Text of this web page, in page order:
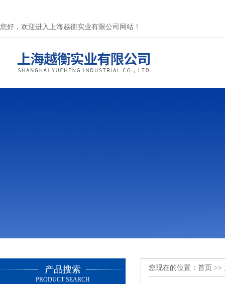
您好，欢迎进入上海越衡实业有限公司网站！
产品搜索
PRODUCT SEARCH
您现在的位置： 首页 >>